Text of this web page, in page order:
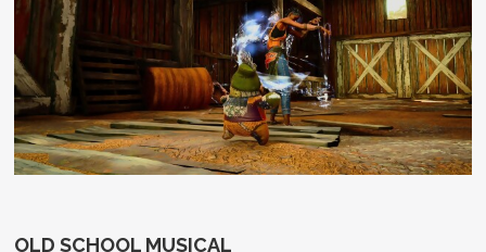
OLD SCHOOL MUSICAL